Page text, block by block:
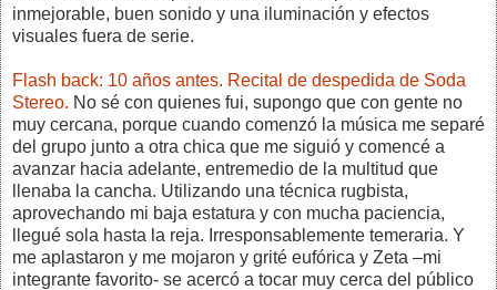
inmejorable, buen sonido y una iluminación y efectos
visuales fuera de serie.
Flash back: 10 años antes. Recital de despedida de Soda
Stereo. No sé con quienes fui, supongo que con gente no
muy cercana, porque cuando comenzó la música me separé
del grupo junto a otra chica que me siguió y comencé a
avanzar hacia adelante, entremedio de la multitud que
llenaba la cancha. Utilizando una técnica rugbista,
aprovechando mi baja estatura y con mucha paciencia,
llegué sola hasta la reja. Irresponsablemente temeraria. Y
me aplastaron y me mojaron y grité eufórica y Zeta –mi
integrante favorito- se acercó a tocar muy cerca del público